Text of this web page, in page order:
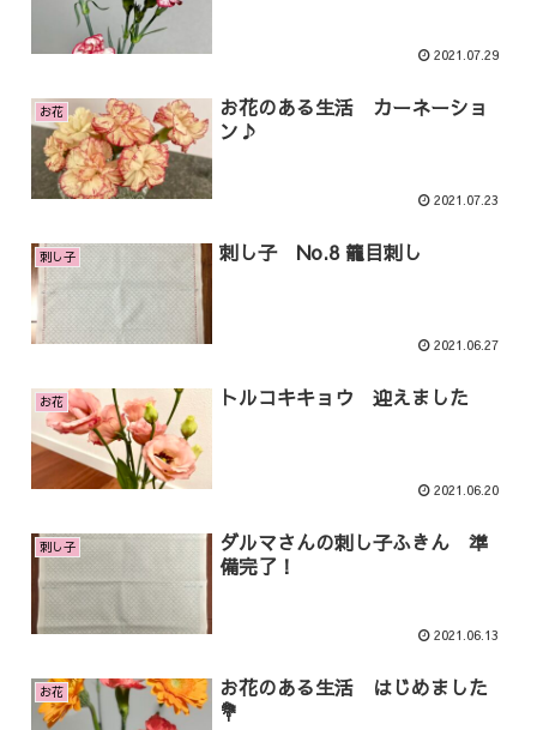
2021.07.29
お花
お花のある生活 カーネーショ
ン♪
2021.07.23
刺し子 刺し子 No.8 籠目刺し
2021.06.27
お花 トルコキキョウ 迎えました
2021.06.20
刺し子
ダルマさんの刺し子ふきん 準
備完了！
2021.06.13
お花
お花のある生活 はじめました
💐